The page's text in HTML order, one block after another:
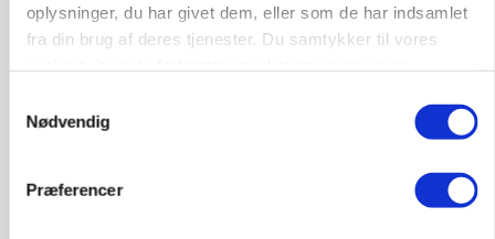
oplysninger, du har givet dem, eller som de har indsamlet
fra din brug af deres tjenester. Du samtykker til vores
Nødvendig
Præferencer
Fra mark til mur: Byggeriet kan åbne nyt